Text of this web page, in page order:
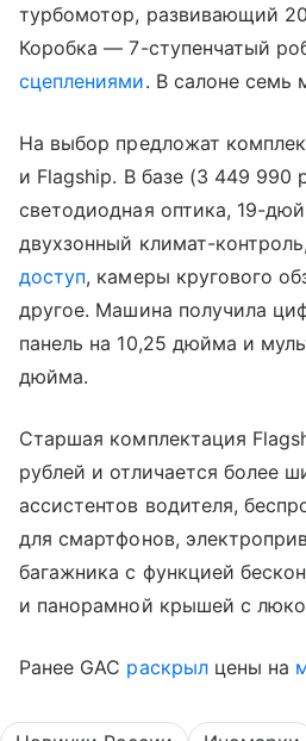
турбомотор, развивающий
Коробка — 7-ступенчатый
сцеплениями. В салоне семь
На выбор предложат
и Flagship. В базе (3 449 990
светодиодная оптика, 19-
двухзонный климат-
доступ, камеры кругового
другое. Машина получила
панель на 10,25 дюйма и
дюйма.
Старшая комплектация
рублей и отличается более
ассистентов водителя,
для смартфонов,
багажника с функцией
и панорамной крышей с
Ранее GAC раскрылцены на